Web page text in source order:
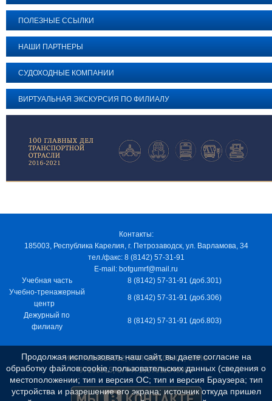
ПОЛЕЗНЫЕ ССЫЛКИ
НАШИ ПАРТНЕРЫ
СУДОХОДНЫЕ КОМПАНИИ
ВИРТУАЛЬНАЯ ЭКСКУРСИЯ ПО ФИЛИАЛУ
Контакты:
185003, Республика Карелия, г. Петрозаводск, ул. Варламова, 34
тел./факс: 8 (8142) 57-31-91
E-mail: bofgumrf@mail.ru
Учебная часть
8 (8142) 57-31-91 (доб.301)
Учебно-тренажерный
центр
8 (8142) 57-31-91 (доб.306)
Дежурный по
филиалу
8 (8142) 57-31-91 (доб.803)
ИНН 7805029012, КПП 100103001, ОКПО
97163915, ОГРН 1037811048989
Продолжая использовать наш сайт, вы даете согласие на
обработку файлов cookie, пользовательских данных (сведения о
местоположении; тип и версия ОС; тип и версия Браузера; тип
устройства и разрешение его экрана; источник откуда пришел